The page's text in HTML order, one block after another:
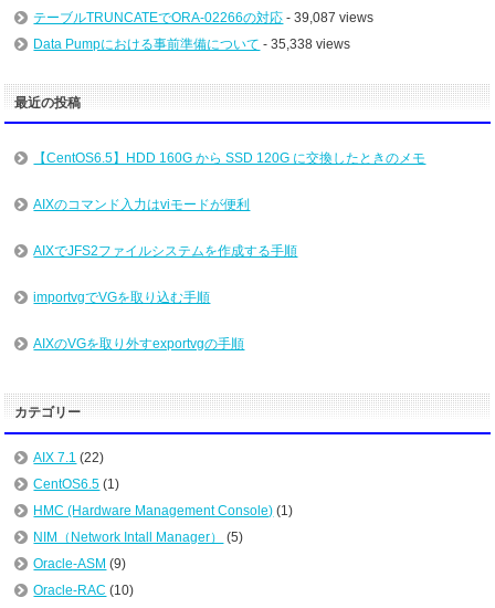
テーブルTRUNCATEでORA-02266の対応 - 39,087 views
Data Pumpにおける事前準備について - 35,338 views
最近の投稿
【CentOS6.5】HDD 160G から SSD 120G に交換したときのメモ
AIXのコマンド入力はviモードが便利
AIXでJFS2ファイルシステムを作成する手順
importvgでVGを取り込む手順
AIXのVGを取り外すexportvgの手順
カテゴリー
AIX 7.1 (22)
CentOS6.5 (1)
HMC (Hardware Management Console) (1)
NIM（Network Intall Manager）
(5)
Oracle-ASM (9)
Oracle-RAC (10)